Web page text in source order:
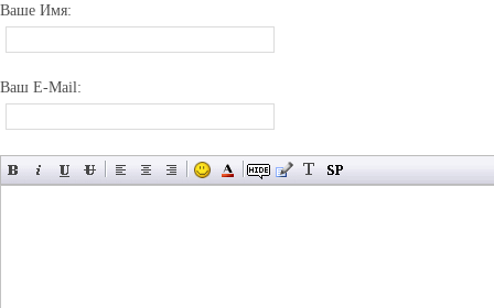
Ваше Имя:
Ваш E-Mail: